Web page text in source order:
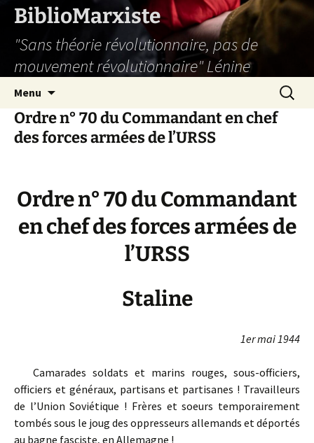
Aller
contenu
BiblioMarxiste
"Sans théorie révolutionnaire, pas de
mouvement révolutionnaire" Lénine
Menu
Ordre n° 70 du Commandant en chef
des forces armées de l’URSS
Ordre n° 70 du Commandant
en chef des forces armées de
l’URSS
Staline
1er mai 1944
Camarades soldats et marins rouges, sous-officiers,
officiers et généraux, partisans et partisanes ! Travailleurs
de l’Union Soviétique ! Frères et soeurs temporairement
tombés sous le joug des oppresseurs allemands et déportés
au bagne fasciste, en Allemagne !